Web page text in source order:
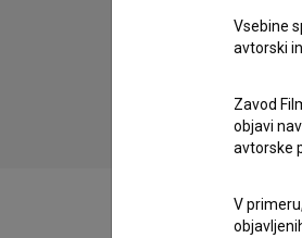
Sreča
drama,
Vsebine
avtorski
Zavod
objavi
avtorske
V